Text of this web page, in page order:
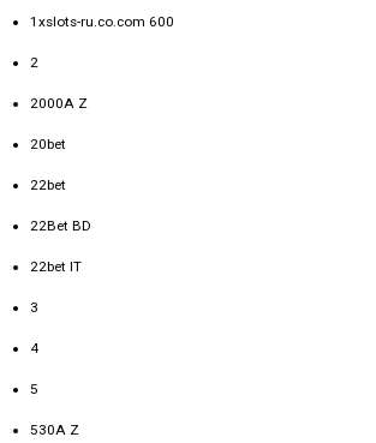
1xslots-ru.co.com 600
2
2000A Z
20bet
22bet
22Bet BD
22bet IT
3
4
5
530A Z